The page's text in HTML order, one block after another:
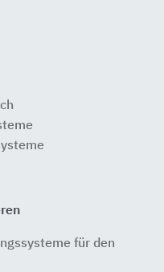
für den